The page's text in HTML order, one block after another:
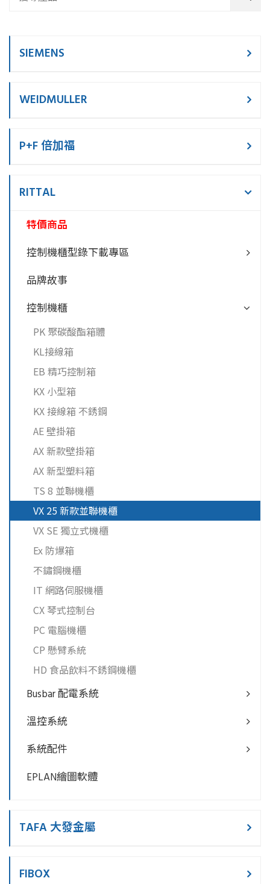
SIEMENS
WEIDMULLER
P+F 倍加福
RITTAL
特價商品
控制機櫃型錄下載專區
品牌故事
控制機櫃
PK 聚碳酸酯箱體
KL接線箱
EB 精巧控制箱
KX 小型箱
KX 接線箱 不銹鋼
AE 壁掛箱
AX 新款壁掛箱
AX 新型塑料箱
TS 8 並聯機櫃
VX 25 新款並聯機櫃
VX SE 獨立式機櫃
Ex 防爆箱
不鏽鋼機櫃
IT 網路伺服機櫃
CX 琴式控制台
PC 電腦機櫃
CP 懸臂系統
HD 食品飲料不銹鋼機櫃
Busbar 配電系統
溫控系統
系統配件
EPLAN繪圖軟體
TAFA 大發金屬
FIBOX